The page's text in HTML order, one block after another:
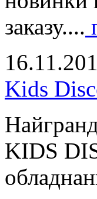
заказу....
Kids
KIDS